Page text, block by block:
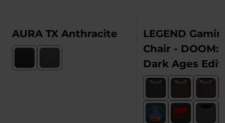
AURA TX Anthracite
LEGEND
Chair - DOOM:
Dark Ages